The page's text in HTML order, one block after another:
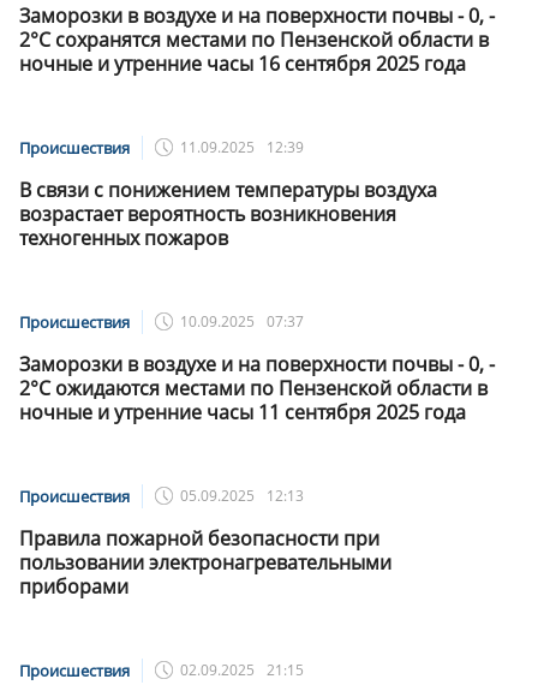
Заморозки в воздухе и на поверхности почвы - 0, -
2°C сохранятся местами по Пензенской области в
ночные и утренние часы 16 cентября 2025 года
Происшествия 11.09.2025 12:39
В связи с понижением температуры воздуха
возрастает вероятность возникновения
техногенных пожаров
Происшествия 10.09.2025 07:37
Заморозки в воздухе и на поверхности почвы - 0, -
2°C ожидаются местами по Пензенской области в
ночные и утренние часы 11 сентября 2025 года
Происшествия 05.09.2025 12:13
Правила пожарной безопасности при
пользовании электронагревательными
приборами
Происшествия 02.09.2025 21:15